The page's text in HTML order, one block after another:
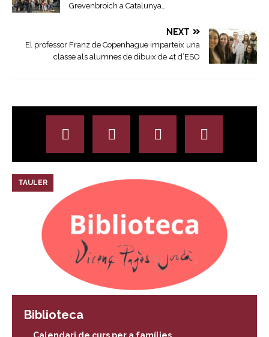
Grevenbroich a Catalunya…
NEXT
El professor Franz de Copenhague imparteix una
classe als alumnes de dibuix de 4t d’ESO
TAULER
Biblioteca